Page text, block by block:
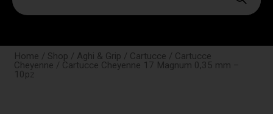
Home / Shop / Aghi & Grip / Cartucce / Cartucce
Cheyenne / Cartucce Cheyenne 17 Magnum 0,35 mm –
10pz